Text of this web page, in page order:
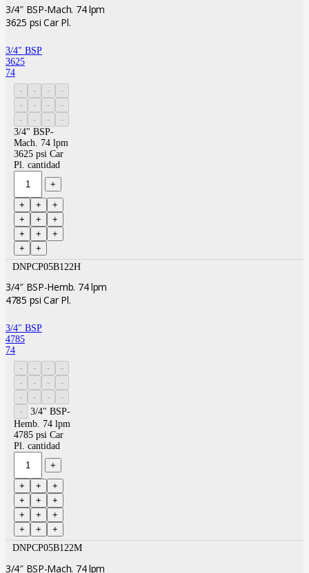
3/4″ BSP-Mach. 74 lpm
3625 psi Car Pl.
3/4″ BSP
3625
74
3/4" BSP-
Mach. 74 lpm
3625 psi Car
Pl. cantidad
DNPCP05B122H
3/4″ BSP-Hemb. 74 lpm
4785 psi Car Pl.
3/4″ BSP
4785
74
3/4" BSP-
Hemb. 74 lpm
4785 psi Car
Pl. cantidad
DNPCP05B122M
3/4″ BSP-Mach. 74 lpm